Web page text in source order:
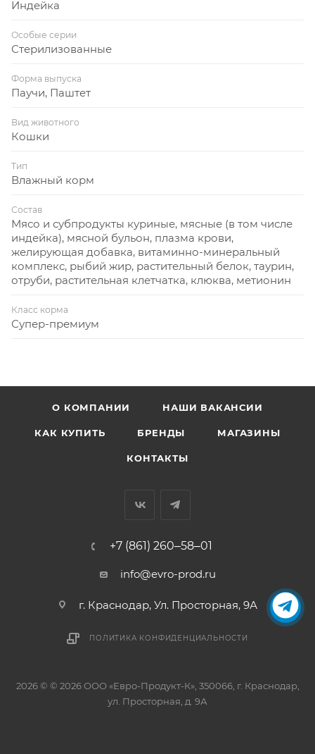
Индейка
Особые серии
Стерилизованные
Форма выпуска
Паучи, Паштет
Вид животного
Кошки
Тип
Влажный корм
Состав
Мясо и субпродукты куриные, мясные (в том числе
индейка), мясной бульон, плазма крови,
желирующая добавка, витаминно-минеральный
комплекс, рыбий жир, растительный белок, таурин,
отруби, растительная клетчатка, клюква, метионин
Класс корма
Супер-премиум
О КОМПАНИИ НАШИ ВАКАНСИИ
КАК КУПИТЬ БРЕНДЫ МАГАЗИНЫ
КОНТАКТЫ
+7 (861) 260‒58‒01
info@evro-prod.ru
г. Краснодар, ​Ул. Просторная, 9А
ПОЛИТИКА КОНФИДЕНЦИАЛЬНОСТИ
2026 © © 2026 ООО «Евро-Продукт-К», 350066, г. Краснодар,
ул. Просторная, д. 9А